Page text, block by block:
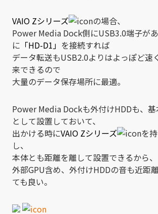
VAIO Zシリーズ
の場合、
Power Media Dock側にUSB3.0端子が
に 「HD-D1」 を接続すれば
データ転送もUSB2.0よりはよっぽど速
来できるので
大量のデータ保存場所に最適。
Power Media Dockも外付けHDDも、
として設置しておいて、
出かける時にVAIO Zシリーズ
を
し、
本体とも距離を離して設置できるから、
外部GPU含め、外付けHDDの音も近距
ても良い。